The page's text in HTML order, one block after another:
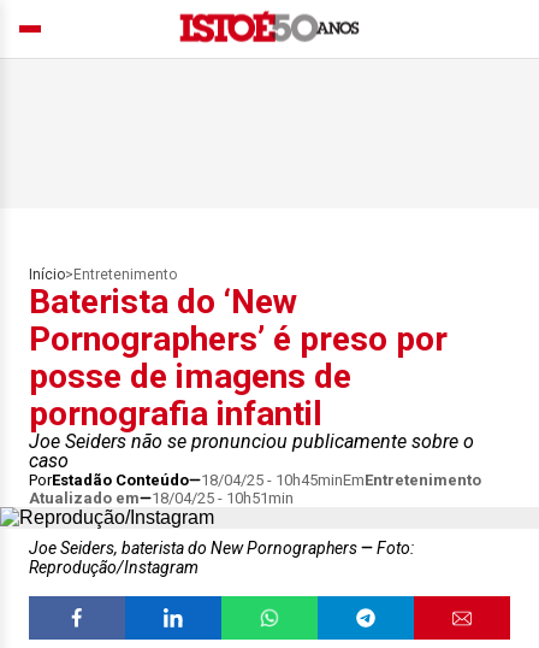
Início> Entretenimento
Baterista do ‘New
Pornographers’ é preso por
posse de imagens de
pornografia infantil
Joe Seiders não se pronunciou publicamente sobre o
caso
PorEstadão Conteúdo 18/04/25 - 10h45minEmEntretenimento
Atualizado em
18/04/25 - 10h51min
Joe Seiders, baterista do New Pornographers
Foto:
Reprodução/Instagram